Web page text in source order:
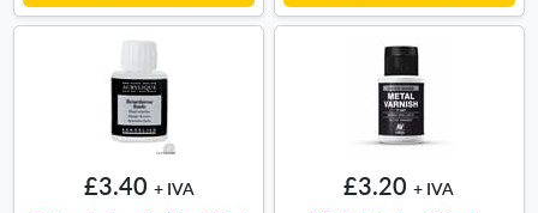
£3.40 + IVA £3.20 + IVA